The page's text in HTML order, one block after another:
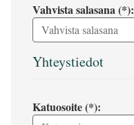
Vahvista salasana (*):
Yhteystiedot
Katuosoite (*):